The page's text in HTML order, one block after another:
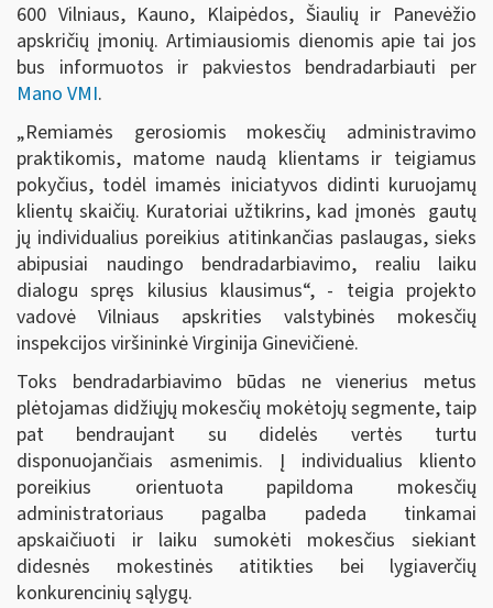
600 Vilniaus, Kauno, Klaipėdos, Šiaulių ir Panevėžio
apskričių įmonių. Artimiausiomis dienomis apie tai jos
bus informuotos ir pakviestos bendradarbiauti per
Mano VMI.
„Remiamės gerosiomis mokesčių administravimo
praktikomis, matome naudą klientams ir teigiamus
pokyčius, todėl imamės iniciatyvos didinti kuruojamų
klientų skaičių. Kuratoriai užtikrins, kad įmonės gautų
jų individualius poreikius atitinkančias paslaugas, sieks
abipusiai naudingo bendradarbiavimo, realiu laiku
dialogu spręs kilusius klausimus“, - teigia projekto
vadovė Vilniaus apskrities valstybinės mokesčių
inspekcijos viršininkė Virginija Ginevičienė.
Toks bendradarbiavimo būdas ne vienerius metus
plėtojamas didžiųjų mokesčių mokėtojų segmente, taip
pat bendraujant su didelės vertės turtu
disponuojančiais asmenimis. Į individualius kliento
poreikius orientuota papildoma mokesčių
administratoriaus pagalba padeda tinkamai
apskaičiuoti ir laiku sumokėti mokesčius siekiant
didesnės mokestinės atitikties bei lygiaverčių
konkurencinių sąlygų.